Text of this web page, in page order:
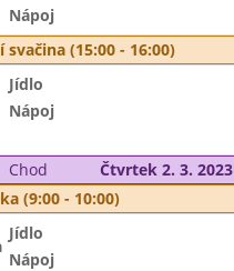
Nápoj
(15:00 - 16:00)
Jídlo
Nápoj
Chod
Čtvrtek 2. 3. 2023
(9:00 - 10:00)
Jídlo
Nápoj